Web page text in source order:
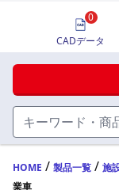
ハンド
FA・A
価格一覧
製品カタ
CAD一覧
0
CADデータ
HOME / 製品一覧 / 施
業車